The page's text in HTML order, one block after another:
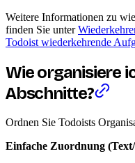
Weitere Informationen zu
finden Sie unter
Todoist wiederkehrende
Wie organisiere
Abschnitte?
Ordnen Sie Todoists
Einfache Zuordnung (Text/